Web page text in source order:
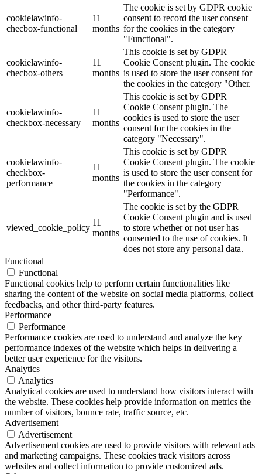
cookielawinfo-
checbox-functional
11
months
The cookie is set by GDPR cookie
consent to record the user consent
for the cookies in the category
"Functional".
cookielawinfo-
checbox-others
11
months
This cookie is set by GDPR
Cookie Consent plugin. The cookie
is used to store the user consent for
the cookies in the category "Other.
cookielawinfo-
checkbox-necessary
11
months
This cookie is set by GDPR
Cookie Consent plugin. The
cookies is used to store the user
consent for the cookies in the
category "Necessary".
cookielawinfo-
checkbox-
performance
11
months
This cookie is set by GDPR
Cookie Consent plugin. The cookie
is used to store the user consent for
the cookies in the category
"Performance".
viewed_cookie_policy
11
months
The cookie is set by the GDPR
Cookie Consent plugin and is used
to store whether or not user has
consented to the use of cookies. It
does not store any personal data.
Functional
Functional
Functional cookies help to perform certain functionalities like
sharing the content of the website on social media platforms, collect
feedbacks, and other third-party features.
Performance
Performance
Performance cookies are used to understand and analyze the key
performance indexes of the website which helps in delivering a
better user experience for the visitors.
Analytics
Analytics
Analytical cookies are used to understand how visitors interact with
the website. These cookies help provide information on metrics the
number of visitors, bounce rate, traffic source, etc.
Advertisement
Advertisement
Advertisement cookies are used to provide visitors with relevant ads
and marketing campaigns. These cookies track visitors across
websites and collect information to provide customized ads.